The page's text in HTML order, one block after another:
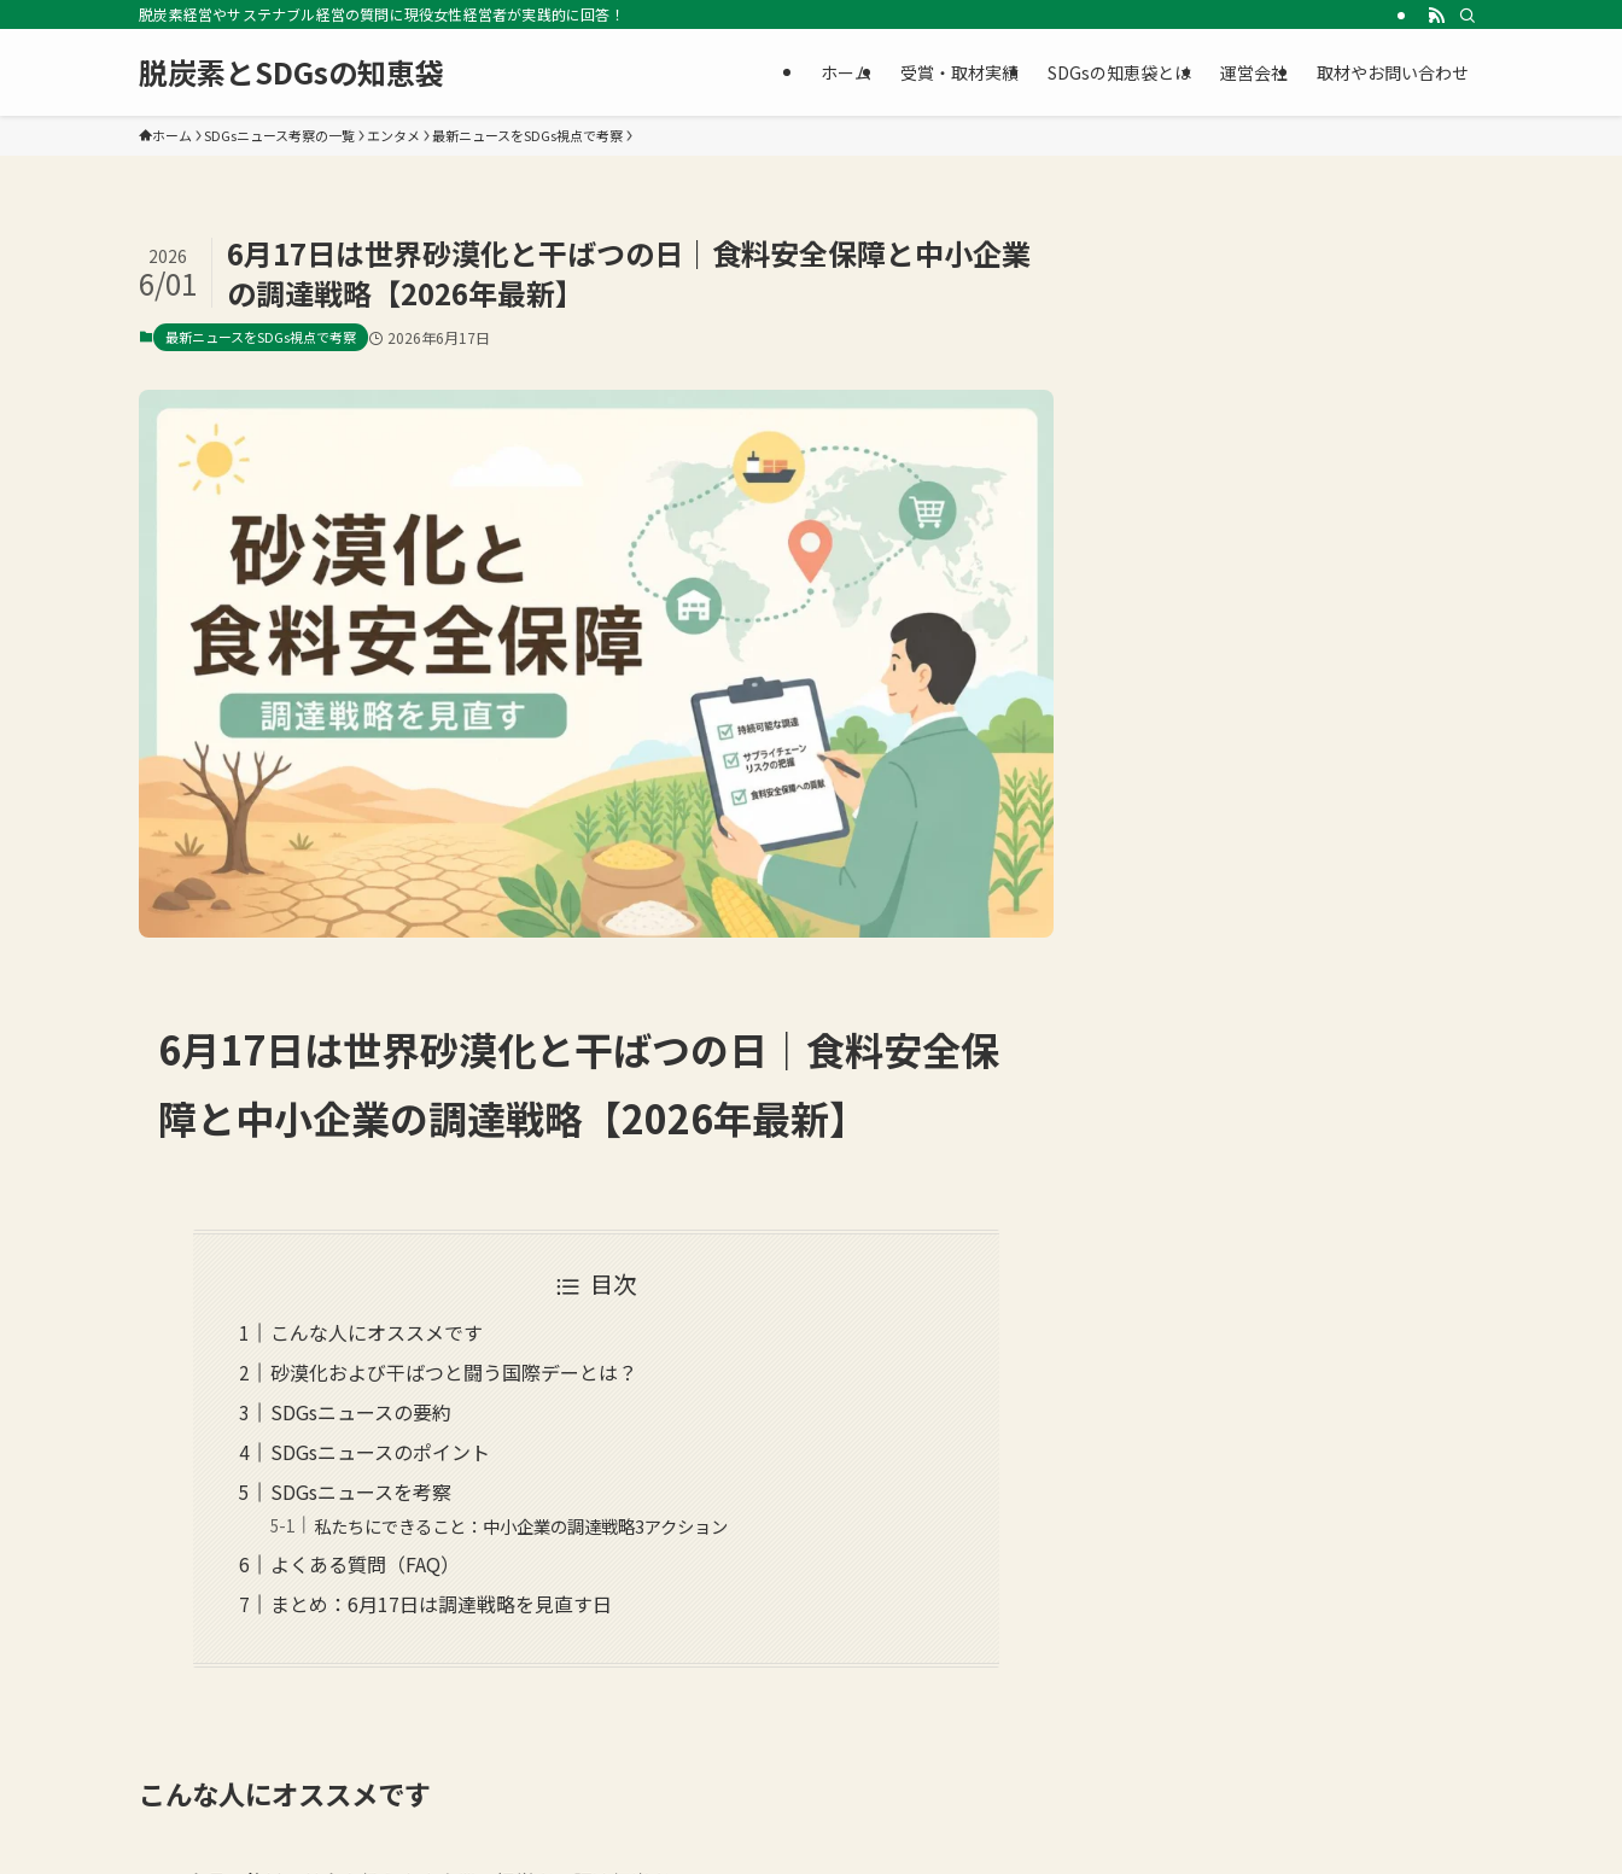
脱炭素経営やサステナブル経営の質問に現役女性経営者が実践的に回答！
脱炭素とSDGsの知恵袋 ホーム 受賞・取材実績 SDGsの知恵袋とは 運営会社 取材やお問い合わせ
ホーム SDGsニュース考察の一覧 エンタメ 最新ニュースをSDGs視点で考察
6月17日は世界砂漠化と干ばつの日｜食料安全保障と中小企業
の調達戦略【2026年最新】
2026
6/01
最新ニュースをSDGs視点で考察 2026年6月17日
6月17日は世界砂漠化と干ばつの日｜食料安全保
障と中小企業の調達戦略【2026年最新】
目次
こんな人にオススメです
砂漠化および干ばつと闘う国際デーとは？
SDGsニュースの要約
SDGsニュースのポイント
SDGsニュースを考察
私たちにできること：中小企業の調達戦略3アクション
よくある質問（FAQ）
まとめ：6月17日は調達戦略を見直す日
こんな人にオススメです